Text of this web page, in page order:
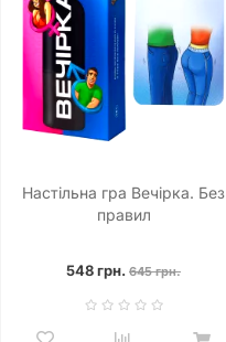
Настільна гра Вечірка. Без
правил
548 грн. 645 грн.